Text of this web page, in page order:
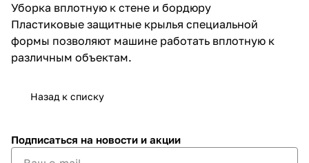
Уборка вплотную к стене и бордюру
Пластиковые защитные крылья специальной
формы позволяют машине работать вплотную к
различным объектам.
Назад к списку
Подписаться на новости и акции